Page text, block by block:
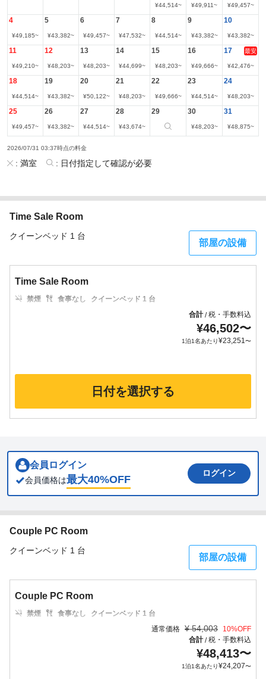
¥44,514~ ¥49,911~ ¥49,457~
4
¥49,185~
5
¥43,382~
6
¥49,457~
7
¥47,532~
8
¥44,514~
9
¥43,382~
10
¥43,382~
11
¥49,210~
12
¥48,203~
13
¥48,203~
14
¥44,699~
15
¥48,203~
16
¥49,666~
17 最安
¥42,476~
18
¥44,514~
19
¥43,382~
20
¥50,122~
21
¥48,203~
22
¥49,666~
23
¥44,514~
24
¥48,203~
25
¥49,457~
26
¥43,382~
27
¥44,514~
28
¥43,674~
29 30
¥48,203~
31
¥48,875~
2026/07/31 03:37時点の料金
: 満室 : 日付指定して確認が必要
Time Sale Room
クイーンベッド 1 台
部屋の設備
Time Sale Room
禁煙 食事なし
クイーンベッド 1 台
合計/税・手数料込
¥46,502〜
1泊1名あたり¥23,251〜
日付を選択する
会員ログイン
会員価格は最大40%OFF
ログイン
Couple PC Room
クイーンベッド 1 台
部屋の設備
Couple PC Room
禁煙 食事なし
クイーンベッド 1 台
通常価格 ¥ 54,003 10%OFF
合計/税・手数料込
¥48,413〜
1泊1名あたり¥24,207〜